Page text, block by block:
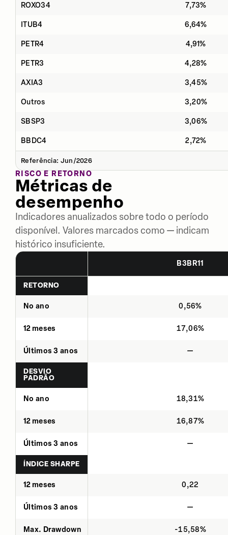
ROXO34 7,73%
ITUB4 6,64%
PETR4 4,91%
PETR3 4,28%
AXIA3 3,45%
Outros 3,20%
SBSP3 3,06%
BBDC4 2,72%
Referência: Jun/2026
RISCO E RETORNO
Métricas de
desempenho
Indicadores anualizados sobre todo o período
disponível. Valores marcados como — indicam
histórico insuficiente.
B3BR11
RETORNO
No ano 0,56%
12 meses 17,06%
Últimos 3 anos —
DESVIO
PADRÃO
No ano 18,31%
12 meses 16,87%
Últimos 3 anos —
ÍNDICE SHARPE
12 meses 0,22
Últimos 3 anos —
Max. Drawdown -15,58%